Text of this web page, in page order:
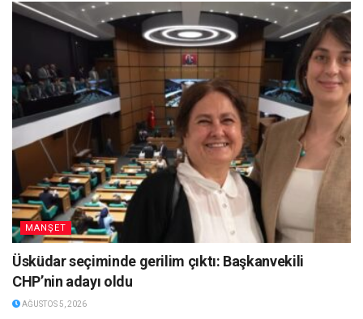
MANŞET
Üsküdar seçiminde gerilim çıktı: Başkanvekili
CHP’nin adayı oldu
AĞUSTOS 5, 2026